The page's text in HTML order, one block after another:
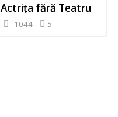
Actrița fără Teatru
1044 5